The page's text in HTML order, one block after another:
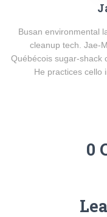
Busan environmental
cleanup tech. Jae-
Québécois sugar-shack
He practices cello
0